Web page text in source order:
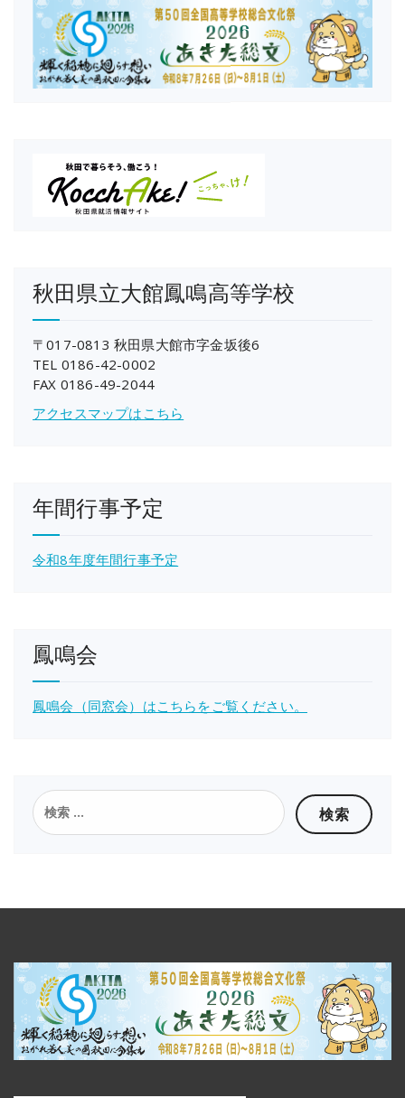
秋田県立大館鳳鳴高等学校
〒017-0813 秋田県大館市字金坂後6
TEL 0186-42-0002
FAX 0186-49-2044
アクセスマップはこちら
年間行事予定
令和8年度年間行事予定
鳳鳴会
鳳鳴会（同窓会）はこちらをご覧ください。
検
索: